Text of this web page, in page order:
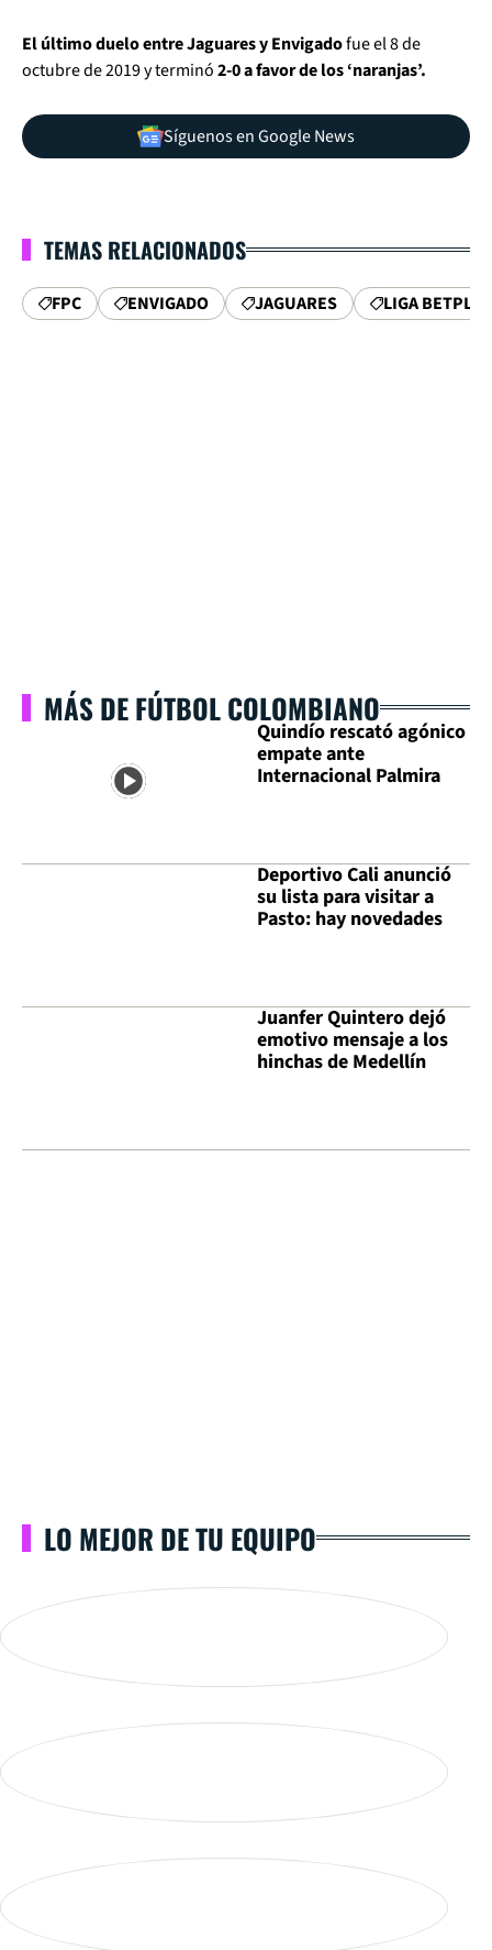
El último duelo entre Jaguares y Envigadofue el 8 de
octubre de 2019 y terminó2-0 a favor de los ‘naranjas’.
Síguenos en Google News
TEMAS RELACIONADOS
FPC ENVIGADO JAGUARES LIGA BETPLAY
MÁS DE FÚTBOL COLOMBIANO
Quindío rescató agónico
empate ante
Internacional Palmira
Deportivo Cali anunció
su lista para visitar a
Pasto: hay novedades
Juanfer Quintero dejó
emotivo mensaje a los
hinchas de Medellín
LO MEJOR DE TU EQUIPO